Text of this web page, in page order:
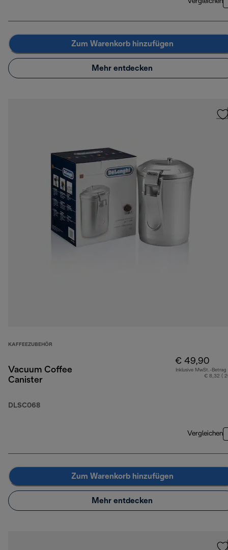
Vergleichen
Zum Warenkorb hinzufügen
Mehr entdecken
KAFFEEZUBEHÖR
Vacuum Coffee
Canister
DLSC068
€ 49,90
Inklusive MwSt.-Betrag
€ 8,32 (
Vergleichen
Zum Warenkorb hinzufügen
Mehr entdecken